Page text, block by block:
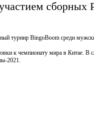
сборных
турнир BingoBoom среди
к чемпионату мира в Китае.
2021.